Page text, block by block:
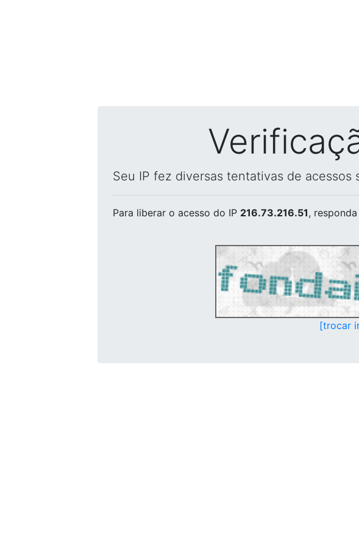
Seu IP fez diversas tentativas de
Para liberar o acesso do IP 216.73.216.51,
[trocar